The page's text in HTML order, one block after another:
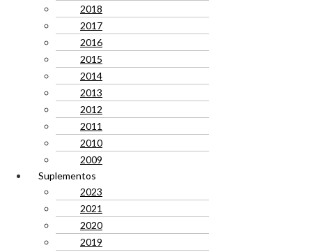
2018
2017
2016
2015
2014
2013
2012
2011
2010
2009
Suplementos
2023
2021
2020
2019